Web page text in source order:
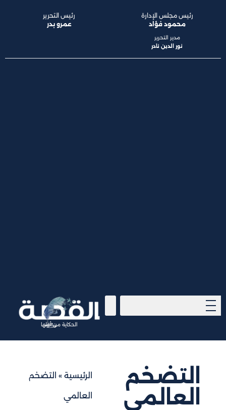
الحكاية من أولها
رئيس مجلس الإدارة
محمود فؤاد
مدير التحرير
نور الدين نادر
رئيس التحرير
عمرو بدر
التضخم
العالمي
الرئيسية» التضخم
العالمي